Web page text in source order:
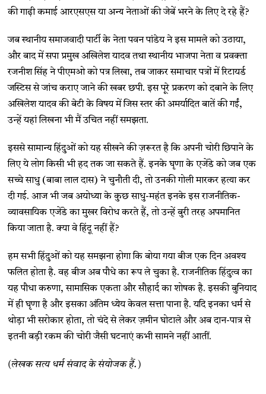
की गाढ़ी कमाई आरएसएस या अन्य नेताओं की जेबें भरने के लिए दे रहे हैं?
जब स्थानीय समाजवादी पार्टी के नेता पवन पांडेय ने इस मामले को उठाया,
और बाद में सपा प्रमुख अखिलेश यादव तथा स्थानीय भाजपा नेता व प्रवक्ता
रजनीश सिंह ने पीएमओ को पत्र लिखा, तब जाकर समाचार पत्रों में रिटायर्ड
जस्टिस से जांच कराए जाने की खबर छपी. इस पूरे प्रकरण को दबाने के लिए
अखिलेश यादव की बेटी के विषय में जिस स्तर की अमर्यादित बातें की गईं,
उन्हें यहां लिखना भी मैं उचित नहीं समझता.
इससे सामान्य हिंदुओं को यह सीखने की ज़रूरत है कि अपनी चोरी छिपाने के
लिए ये लोग किसी भी हद तक जा सकते हैं. इनके घृणा के एजेंडे को जब एक
सच्चे साधु (बाबा लाल दास) ने चुनौती दी, तो उनकी गोली मारकर हत्या कर
दी गई. आज भी जब अयोध्या के कुछ साधु-महंत इनके इस राजनीतिक-
व्यावसायिक एजेंडे का मुखर विरोध करते हैं, तो उन्हें बुरी तरह अपमानित
किया जाता है. क्या वे हिंदू नहीं हैं?
हम सभी हिंदुओं को यह समझना होगा कि बोया गया बीज एक दिन अवश्य
फलित होता है. वह बीज अब पौधे का रूप ले चुका है. राजनीतिक हिंदुत्व का
यह पौधा करुणा, सामासिक एकता और सौहार्द का शोषक है. इसकी बुनियाद
में ही घृणा है और इसका अंतिम ध्येय केवल सत्ता पाना है. यदि इनका धर्म से
थोड़ा भी सरोकार होता, तो चंदे से लेकर ज़मीन घोटाले और अब दान-पात्र से
इतनी बड़ी रकम की चोरी जैसी घटनाएं कभी सामने नहीं आतीं.
(लेखक सत्य धर्म संवाद के संयोजक हैं.)